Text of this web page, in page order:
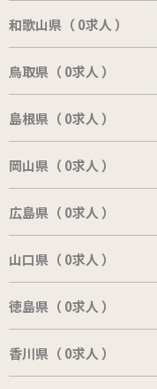
和歌山県（ 0求人 ）
鳥取県（ 0求人 ）
島根県（ 0求人 ）
岡山県（ 0求人 ）
広島県（ 0求人 ）
山口県（ 0求人 ）
徳島県（ 0求人 ）
香川県（ 0求人 ）